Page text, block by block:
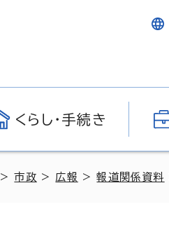
くらし・手続き
>市政 > 広報 >報道関係資料